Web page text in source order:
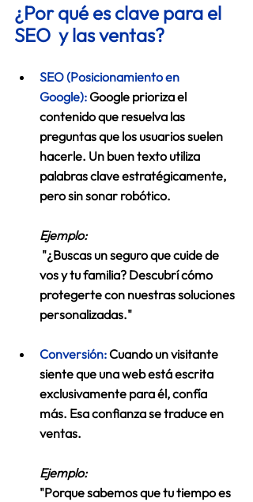
¿Por qué es clave para el
SEO  y las ventas?
SEO (Posicionamiento en
Google): Google prioriza el
contenido que resuelva las
preguntas que los usuarios suelen
hacerle. Un buen texto utiliza
palabras clave estratégicamente,
pero sin sonar robótico.
Ejemplo:
"¿Buscas un seguro que cuide de
vos y tu familia? Descubrí cómo
protegerte con nuestras soluciones
personalizadas."
Conversión: Cuando un visitante
siente que una web está escrita
exclusivamente para él, confía
más. Esa confianza se traduce en
ventas.
Ejemplo:
"Porque sabemos que tu tiempo es